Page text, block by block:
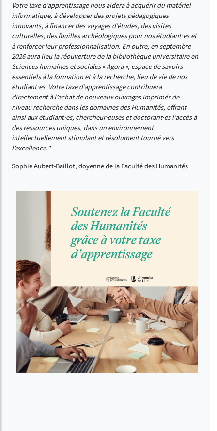
Votre taxe d’apprentissage nous aidera à acquérir du matériel
informatique, à développer des projets pédagogiques
innovants, à financer des voyages d’études, des visites
culturelles, des fouilles archéologiques pour nos étudiant·es et
à renforcer leur professionnalisation. En outre, en septembre
2026 aura lieu la réouverture de la bibliothèque universitaire en
Sciences humaines et sociales « Agora », espace de savoirs
essentiels à la formation et à la recherche, lieu de vie de nos
étudiant·es. Votre taxe d’apprentissage contribuera
directement à l’achat de nouveaux ouvrages imprimés de
niveau recherche dans les domaines des Humanités, offrant
ainsi aux étudiant·es, chercheur·euses et doctorant·es l’accès à
des ressources uniques, dans un environnement
intellectuellement stimulant et résolument tourné vers
l’excellence."
Sophie Aubert-Baillot, doyenne de la Faculté des Humanités